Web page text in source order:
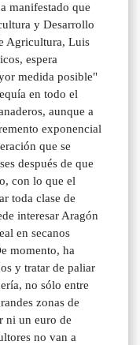
manifestado que
y Desarrollo
Agricultura, Luis
espera
medida posible"
en todo el
aunque a
exponencial
que se
después de que
con lo que el
toda clase de
interesar Aragón
en secanos
momento, ha
y tratar de paliar
no sólo entre
zonas de
ni un euro de
no van a